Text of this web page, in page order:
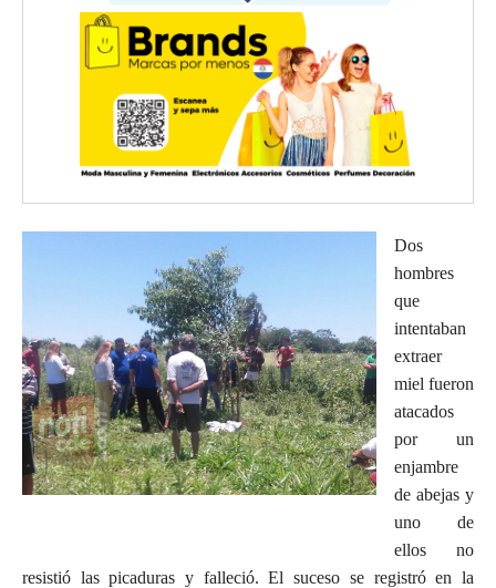
Dos
hombres
que
intentaban
extraer
miel fueron
atacados
por un
enjambre
de abejas y
uno de
ellos no
resistió las picaduras y falleció. El suceso se registró en la